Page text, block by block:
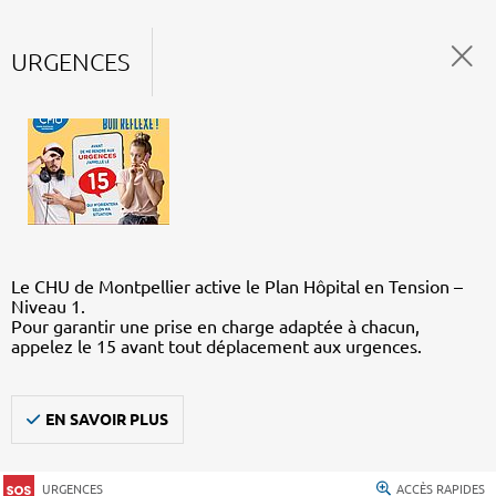
URGENCES
Le CHU de Montpellier active le Plan Hôpital en Tension –
Niveau 1.
Pour garantir une prise en charge adaptée à chacun,
appelez le 15 avant tout déplacement aux urgences.
EN SAVOIR PLUS
URGENCES ACCÈS RAPIDES